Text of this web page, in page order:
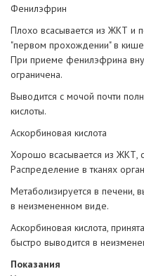
Фенилэфрин
Плохо всасывается из ЖКТ и
"первом прохождении" в
При приеме фенилэфрина
ограничена.
Выводится с мочой почти
кислоты.
Аскорбиновая кислота
Хорошо всасывается из ЖКТ,
Распределение в тканях
Метаболизируется в печени,
в неизмененном виде.
Аскорбиновая кислота,
быстро выводится в
Показания